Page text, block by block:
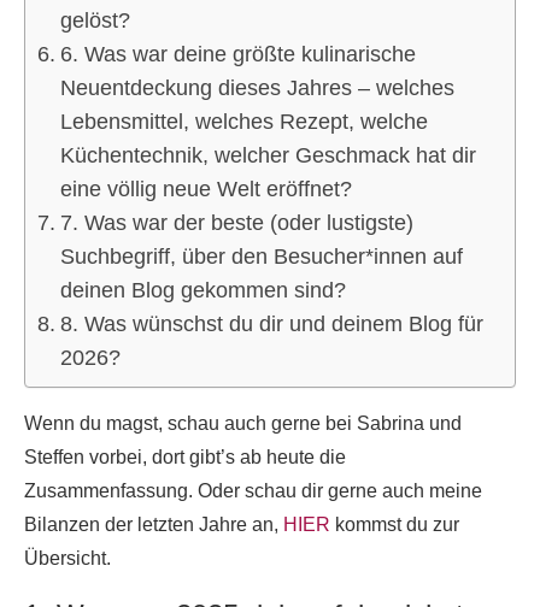
gelöst?
6. Was war deine größte kulinarische
Neuentdeckung dieses Jahres – welches
Lebensmittel, welches Rezept, welche
Küchentechnik, welcher Geschmack hat dir
eine völlig neue Welt eröffnet?
7. Was war der beste (oder lustigste)
Suchbegriff, über den Besucher*innen auf
deinen Blog gekommen sind?
8. Was wünschst du dir und deinem Blog für
2026?
Wenn du magst, schau auch gerne bei Sabrina und
Steffen vorbei, dort gibt’s ab heute die
Zusammenfassung. Oder schau dir gerne auch meine
Bilanzen der letzten Jahre an, HIER kommst du zur
Übersicht.